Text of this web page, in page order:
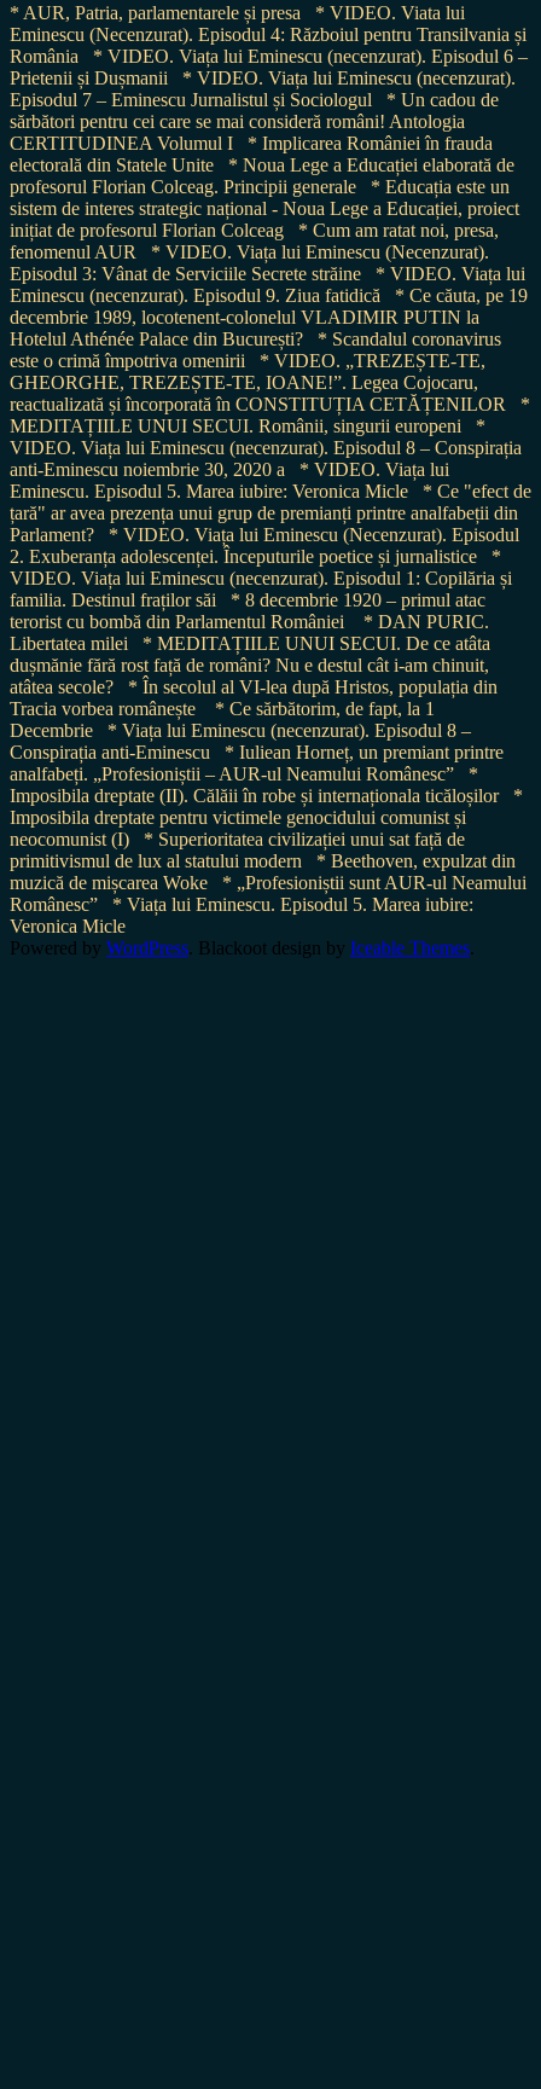
* AUR, Patria, parlamentarele și presa
* VIDEO. Viata lui
Eminescu (Necenzurat). Episodul 4: Războiul pentru Transilvania și
România
* VIDEO. Viața lui Eminescu (necenzurat). Episodul 6 –
Prietenii și Dușmanii
* VIDEO. Viața lui Eminescu (necenzurat).
Episodul 7 – Eminescu Jurnalistul și Sociologul
* Un cadou de
sărbători pentru cei care se mai consideră români! Antologia
CERTITUDINEA Volumul I
* Implicarea României în frauda
electorală din Statele Unite
* Noua Lege a Educației elaborată de
profesorul Florian Colceag. Principii generale
* Educația este un
sistem de interes strategic național - Noua Lege a Educației, proiect
inițiat de profesorul Florian Colceag
* Cum am ratat noi, presa,
fenomenul AUR
* VIDEO. Viața lui Eminescu (Necenzurat).
Episodul 3: Vânat de Serviciile Secrete străine
* VIDEO. Viața lui
Eminescu (necenzurat). Episodul 9. Ziua fatidică
* Ce căuta, pe 19
decembrie 1989, locotenent-colonelul VLADIMIR PUTIN la
Hotelul Athénée Palace din București?
* Scandalul coronavirus
este o crimă împotriva omenirii
* VIDEO. „TREZEȘTE-TE,
GHEORGHE, TREZEȘTE-TE, IOANE!”. Legea Cojocaru,
reactualizată și încorporată în CONSTITUȚIA CETĂȚENILOR
*
MEDITAȚIILE UNUI SECUI. Românii, singurii europeni
*
VIDEO. Viața lui Eminescu (necenzurat). Episodul 8 – Conspirația
anti-Eminescu noiembrie 30, 2020 a
* VIDEO. Viața lui
Eminescu. Episodul 5. Marea iubire: Veronica Micle
* Ce "efect de
țară" ar avea prezența unui grup de premianți printre analfabeții din
Parlament?
* VIDEO. Viața lui Eminescu (Necenzurat). Episodul
2. Exuberanța adolescenței. Începuturile poetice și jurnalistice
*
VIDEO. Viața lui Eminescu (necenzurat). Episodul 1: Copilăria și
familia. Destinul fraților săi
* 8 decembrie 1920 – primul atac
terorist cu bombă din Parlamentul României
* DAN PURIC.
Libertatea milei
* MEDITAȚIILE UNUI SECUI. De ce atâta
dușmănie fără rost față de români? Nu e destul cât i-am chinuit,
atâtea secole?
* În secolul al VI-lea după Hristos, populația din
Tracia vorbea românește
* Ce sărbătorim, de fapt, la 1
Decembrie
* Viața lui Eminescu (necenzurat). Episodul 8 –
Conspirația anti-Eminescu
* Iuliean Horneț, un premiant printre
analfabeți. „Profesioniștii – AUR-ul Neamului Românesc”
*
Imposibila dreptate (II). Călăii în robe și internaționala ticăloșilor
*
Imposibila dreptate pentru victimele genocidului comunist și
neocomunist (I)
* Superioritatea civilizației unui sat față de
primitivismul de lux al statului modern
* Beethoven, expulzat din
muzică de mișcarea Woke
* „Profesioniștii sunt AUR-ul Neamului
Românesc”
* Viața lui Eminescu. Episodul 5. Marea iubire:
Veronica Micle
Powered by WordPress. Blackoot design by Iceable Themes.